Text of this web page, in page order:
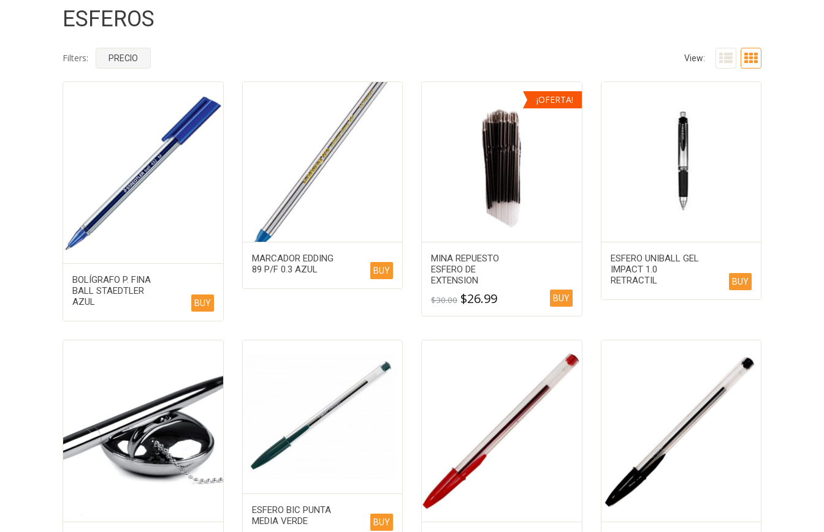
ESFEROS
View:
Filters: PRECIO
BOLÍGRAFO P. FINA
BALL STAEDTLER
AZUL
BUY
MARCADOR EDDING
89 P/F 0.3 AZUL
BUY
MINA REPUESTO
ESFERO DE
EXTENSION
$30.00 $26.99 BUY
¡OFERTA!
ESFERO UNIBALL GEL
IMPACT 1.0
RETRACTIL
BUY
ESFERO BIC PUNTA
MEDIA VERDE
BUY